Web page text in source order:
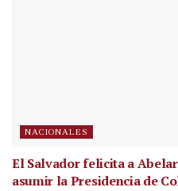
NACIONALES
El Salvador felicita a
asumir la Presidencia de